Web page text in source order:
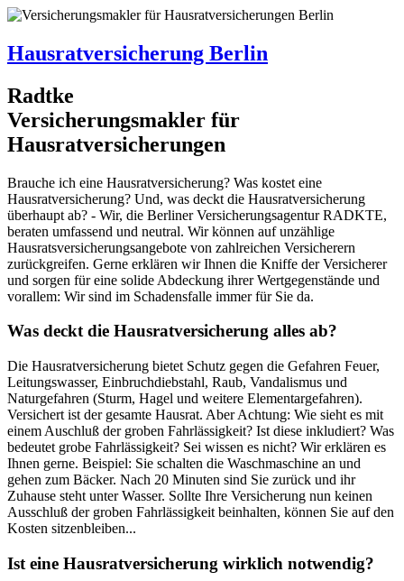
Hausratversicherung Berlin
Radtke
Versicherungsmakler für
Hausratversicherungen
Brauche ich eine Hausratversicherung? Was kostet eine
Hausratversicherung? Und, was deckt die Hausratversicherung
überhaupt ab? - Wir, die Berliner Versicherungsagentur RADKTE,
beraten umfassend und neutral. Wir können auf unzählige
Hausratsversicherungsangebote von zahlreichen Versicherern
zurückgreifen. Gerne erklären wir Ihnen die Kniffe der Versicherer
und sorgen für eine solide Abdeckung ihrer Wertgegenstände und
vorallem: Wir sind im Schadensfalle immer für Sie da.
Was deckt die Hausratversicherung alles ab?
Die Hausratversicherung bietet Schutz gegen die Gefahren Feuer,
Leitungswasser, Einbruchdiebstahl, Raub, Vandalismus und
Naturgefahren (Sturm, Hagel und weitere Elementargefahren).
Versichert ist der gesamte Hausrat. Aber Achtung: Wie sieht es mit
einem Auschluß der groben Fahrlässigkeit? Ist diese inkludiert? Was
bedeutet grobe Fahrlässigkeit? Sei wissen es nicht? Wir erklären es
Ihnen gerne. Beispiel: Sie schalten die Waschmaschine an und
gehen zum Bäcker. Nach 20 Minuten sind Sie zurück und ihr
Zuhause steht unter Wasser. Sollte Ihre Versicherung nun keinen
Ausschluß der groben Fahrlässigkeit beinhalten, können Sie auf den
Kosten sitzenbleiben...
Ist eine Hausratversicherung wirklich notwendig?